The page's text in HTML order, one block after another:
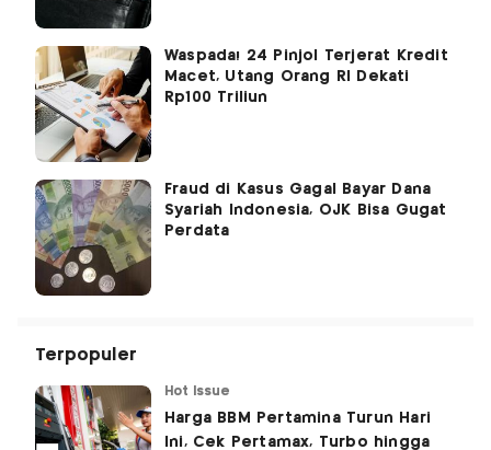
Waspada! 24 Pinjol Terjerat Kredit
Macet, Utang Orang RI Dekati
Rp100 Triliun
Fraud di Kasus Gagal Bayar Dana
Syariah Indonesia, OJK Bisa Gugat
Perdata
Terpopuler
Hot Issue
Harga BBM Pertamina Turun Hari
Ini, Cek Pertamax, Turbo hingga